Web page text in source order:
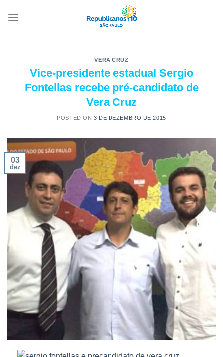
VERA CRUZ
Vice-presidente estadual Sergio
Fontellas recebe pré-candidato de
Vera Cruz
POSTED ON 3 DE DEZEMBRO DE 2015
03
dez